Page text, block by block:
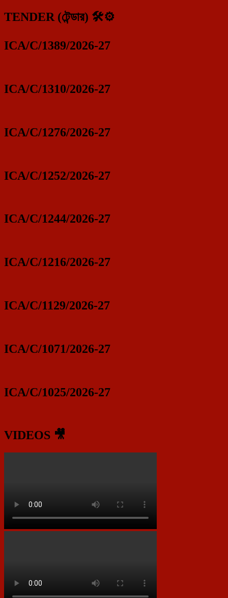
TENDER (টেন্ডার) 🛠️⚙️
ICA/C/1389/2026-27
ICA/C/1310/2026-27
ICA/C/1276/2026-27
ICA/C/1252/2026-27
ICA/C/1244/2026-27
ICA/C/1216/2026-27
ICA/C/1129/2026-27
ICA/C/1071/2026-27
ICA/C/1025/2026-27
VIDEOS 🎥